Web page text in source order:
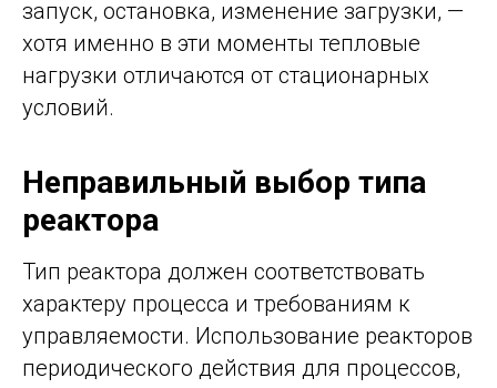
запуск, остановка, изменение загрузки, —
хотя именно в эти моменты тепловые
нагрузки отличаются от стационарных
условий.
Неправильный выбор типа
реактора
Тип реактора должен соответствовать
характеру процесса и требованиям к
управляемости. Использование реакторов
периодического действия для процессов,